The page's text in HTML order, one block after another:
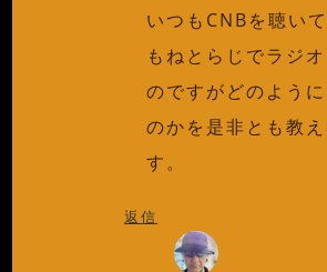
いつもCNBを聴い
もねとらじでラジ
のですがどのよう
のかを是非とも教
す。
返信